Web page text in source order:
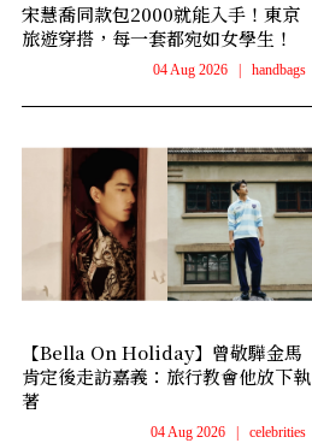
宋慧喬同款包2000就能入手！東京
旅遊穿搭，每一套都宛如女學生！
04 Aug 2026 handbags
【Bella On Holiday】曾敬驊金馬
肯定後走訪嘉義：旅行教會他放下執
著
04 Aug 2026 celebrities